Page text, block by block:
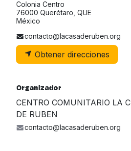
Colonia Centro
76000 Querétaro, QUE
México
contacto@lacasaderuben.org
Obtener direcciones
Organizador
CENTRO COMUNITARIO LA
DE RUBEN
contacto@lacasaderuben.org